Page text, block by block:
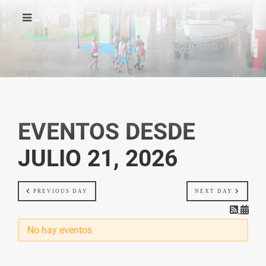
EVENTOS DESDE
JULIO 21, 2026
PREVIOUS DAY NEXT DAY
No hay eventos